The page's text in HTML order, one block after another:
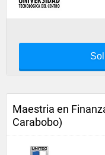
Maestria en
Carabobo)